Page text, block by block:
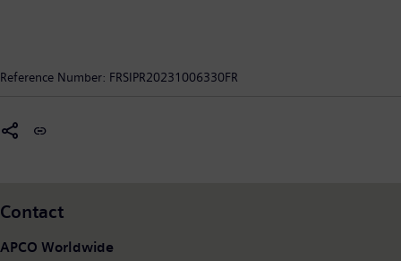
et participe au progrès de la société tout en contribuant à la
siège est localisé à Zoug (Suisse), emploie 72 700 personnes
Reference Number: FRSIPR20231006330FR
Contact
APCO Worldwide